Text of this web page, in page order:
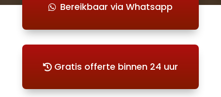
Bereikbaar via Whatsapp
Gratis offerte binnen 24 uur